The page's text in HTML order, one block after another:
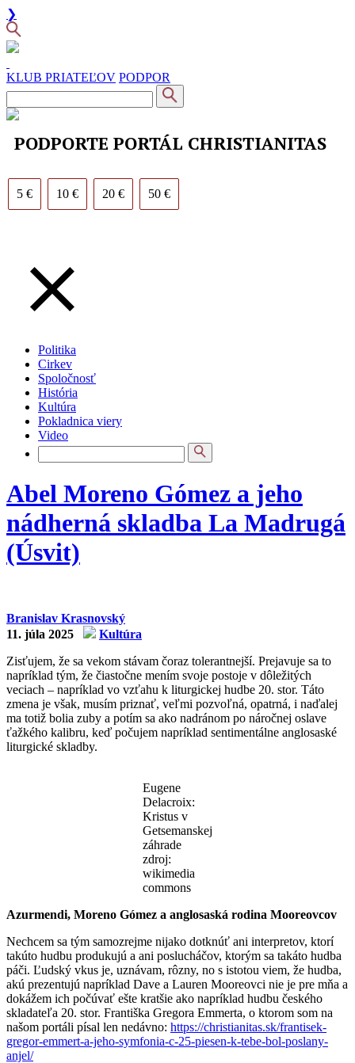
❯
KLUB PRIATEĽOV PODPOR
PODPORTE PORTÁL CHRISTIANITAS
5 € 10 € 20 € 50 €
Politika
Cirkev
Spoločnosť
História
Kultúra
Pokladnica viery
Video
Abel Moreno Gómez a jeho
nádherná skladba La Madrugá
(Úsvit)
Branislav Krasnovský
11. júla 2025
Kultúra
Zisťujem, že sa vekom stávam čoraz tolerantnejší. Prejavuje sa to
napríklad tým, že čiastočne mením svoje postoje v dôležitých
veciach – napríklad vo vzťahu k liturgickej hudbe 20. stor. Táto
zmena je však, musím priznať, veľmi pozvoľná, opatrná, i naďalej
ma totiž bolia zuby a potím sa ako nadránom po náročnej oslave
ťažkého kalibru, keď počujem napríklad sentimentálne anglosaské
liturgické skladby.
Eugene
Delacroix:
Kristus v
Getsemanskej
záhrade
zdroj:
wikimedia
commons
Azurmendi, Moreno Gómez a anglosaská rodina Mooreovcov
Nechcem sa tým samozrejme nijako dotknúť ani interpretov, ktorí
takúto hudbu produkujú a ani poslucháčov, ktorým sa takáto hudba
páči. Ľudský vkus je, uznávam, rôzny, no s istotou viem, že hudba,
akú prezentujú napríklad Dave a Lauren Mooreovci nie je pre mňa a
dokážem ich počúvať ešte kratšie ako napríklad hudbu českého
skladateľa 20. stor. Františka Gregora Emmerta, o ktorom som na
našom portáli písal len nedávno: https://christianitas.sk/frantisek-
gregor-emmert-a-jeho-symfonia-c-25-piesen-k-tebe-bol-poslany-
anjel/